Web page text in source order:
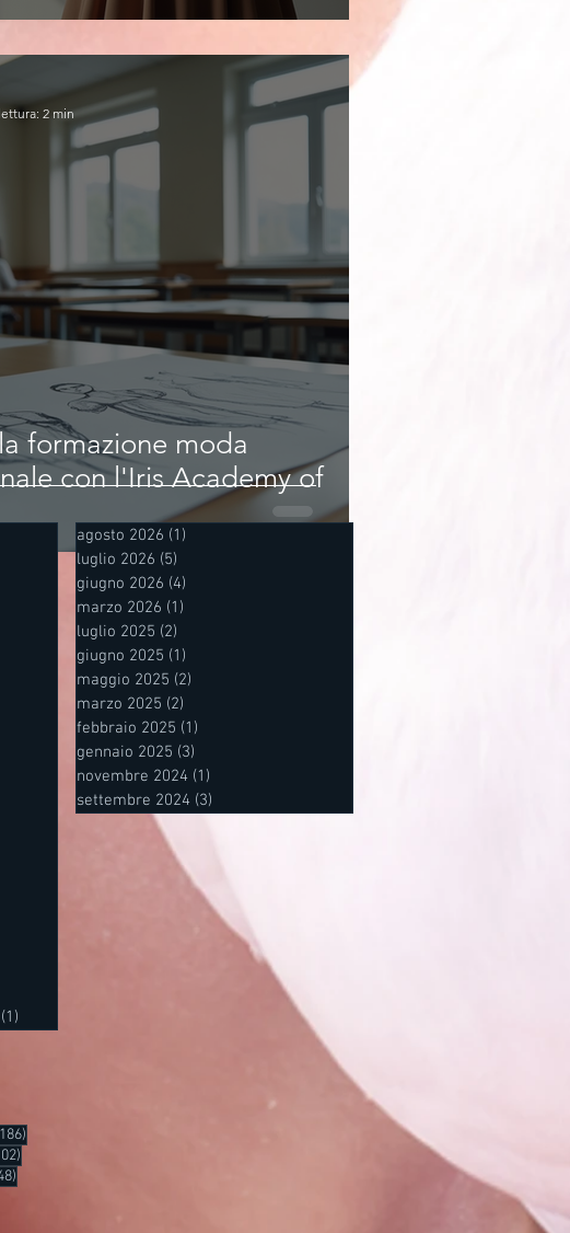
formazione moda
con l'Iris Academy of
2 min
(1)
agosto 2026 (1)
luglio 2026 (5)
giugno 2026 (4)
marzo 2026 (1)
luglio 2025 (2)
giugno 2025 (1)
maggio 2025 (2)
marzo 2025 (2)
febbraio 2025 (1)
gennaio 2025 (3)
novembre 2024 (1)
settembre 2024 (3)